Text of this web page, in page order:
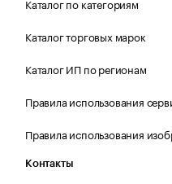
Каталог по категориям
Каталог торговых марок
Каталог ИП по регионам
Правила использования
Правила использования
Контакты